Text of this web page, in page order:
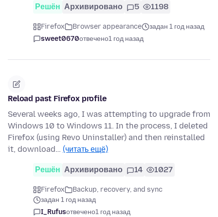
Решён Архивировано 5 1198
Firefox Browser appearance
задан 1 год назад
sweet0670отвечено1 год назад
Reload past Firefox profile
Several weeks ago, I was attempting to upgrade from
Windows 10 to Windows 11. In the process, I deleted
Firefox (using Revo Uninstaller) and then reinstalled
it, download… (читать ещё)
Решён Архивировано 14 1027
Firefox
Backup, recovery, and sync
задан 1 год назад
I_Rufusотвечено1 год назад